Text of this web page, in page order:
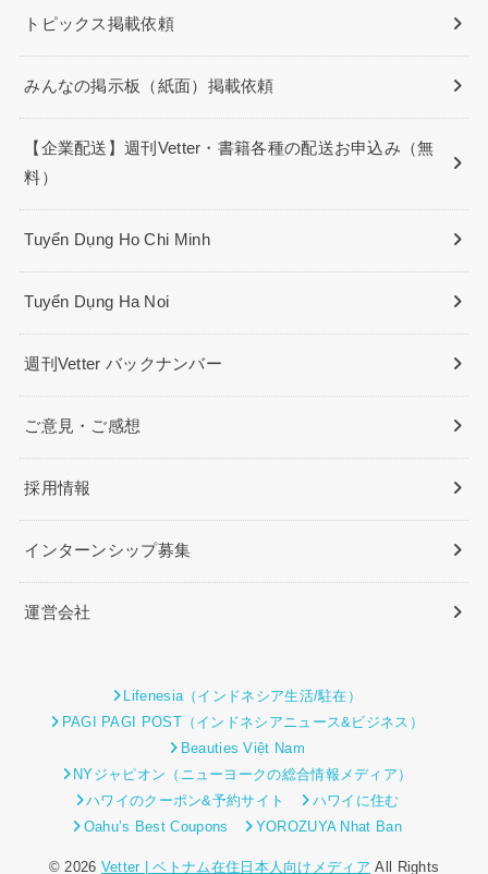
トピックス掲載依頼
みんなの掲示板（紙面）掲載依頼
【企業配送】週刊Vetter・書籍各種の配送お申込み（無
料）
Tuyển Dụng Ho Chi Minh
Tuyển Dụng Ha Noi
週刊Vetter バックナンバー
ご意見・ご感想
採用情報
インターンシップ募集
運営会社
Lifenesia（インドネシア生活/駐在）
PAGI PAGI POST（インドネシアニュース&ビジネス）
Beauties Việt Nam
NYジャピオン（ニューヨークの総合情報メディア）
ハワイのクーポン&予約サイト
ハワイに住む
Oahu’s Best Coupons
YOROZUYA Nhat Ban
© 2026 Vetter | ベトナム在住日本人向けメディア All Rights